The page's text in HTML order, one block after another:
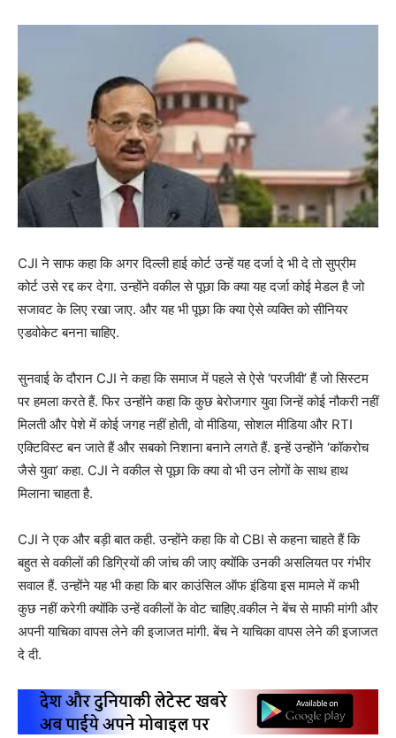
CJI ने साफ कहा कि अगर दिल्ली हाई कोर्ट उन्हें यह दर्जा दे भी दे तो सुप्रीम
कोर्ट उसे रद्द कर देगा. उन्होंने वकील से पूछा कि क्या यह दर्जा कोई मेडल है जो
सजावट के लिए रखा जाए. और यह भी पूछा कि क्या ऐसे व्यक्ति को सीनियर
एडवोकेट बनना चाहिए.
सुनवाई के दौरान CJI ने कहा कि समाज में पहले से ऐसे ‘परजीवी’ हैं जो सिस्टम
पर हमला करते हैं. फिर उन्होंने कहा कि कुछ बेरोजगार युवा जिन्हें कोई नौकरी नहीं
मिलती और पेशे में कोई जगह नहीं होती, वो मीडिया, सोशल मीडिया और RTI
एक्टिविस्ट बन जाते हैं और सबको निशाना बनाने लगते हैं. इन्हें उन्होंने ‘कॉकरोच
जैसे युवा’ कहा. CJI ने वकील से पूछा कि क्या वो भी उन लोगों के साथ हाथ
मिलाना चाहता है.
CJI ने एक और बड़ी बात कही. उन्होंने कहा कि वो CBI से कहना चाहते हैं कि
बहुत से वकीलों की डिग्रियों की जांच की जाए क्योंकि उनकी असलियत पर गंभीर
सवाल हैं. उन्होंने यह भी कहा कि बार काउंसिल ऑफ इंडिया इस मामले में कभी
कुछ नहीं करेगी क्योंकि उन्हें वकीलों के वोट चाहिए.वकील ने बेंच से माफी मांगी और
अपनी याचिका वापस लेने की इजाजत मांगी. बेंच ने याचिका वापस लेने की इजाजत
दे दी.